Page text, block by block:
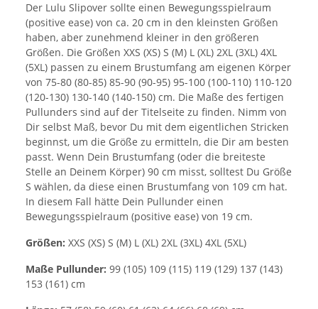
Der Lulu Slipover sollte einen Bewegungsspielraum
(positive ease) von ca. 20 cm in den kleinsten Größen
haben, aber zunehmend kleiner in den größeren
Größen. Die Größen XXS (XS) S (M) L (XL) 2XL (3XL) 4XL
(5XL) passen zu einem Brustumfang am eigenen Körper
von 75-80 (80-85) 85-90 (90-95) 95-100 (100-110) 110-120
(120-130) 130-140 (140-150) cm. Die Maße des fertigen
Pullunders sind auf der Titelseite zu finden. Nimm von
Dir selbst Maß, bevor Du mit dem eigentlichen Stricken
beginnst, um die Größe zu ermitteln, die Dir am besten
passt. Wenn Dein Brustumfang (oder die breiteste
Stelle an Deinem Körper) 90 cm misst, solltest Du Größe
S wählen, da diese einen Brustumfang von 109 cm hat.
In diesem Fall hätte Dein Pullunder einen
Bewegungsspielraum (positive ease) von 19 cm.
Größen: XXS (XS) S (M) L (XL) 2XL (3XL) 4XL (5XL)
Maße Pullunder: 99 (105) 109 (115) 119 (129) 137 (143)
153 (161) cm